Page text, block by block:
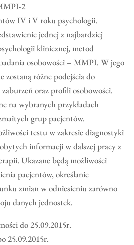
2
IV i V roku psychologii.
jednej z najbardziej
klinicznej, metod
osobowości – MMPI. W jego
zostaną różne podejścia do
oraz profili osobowości.
na wybranych przykładach
grup pacjentów.
testu w zakresie diagnostyki
informacji w dalszej pracy z
Ukazane będą możliwości
pacjentów, określanie
zmian w odniesieniu zarówno
danych jednostek.
do 25.09.2015r.
25.09.2015r.